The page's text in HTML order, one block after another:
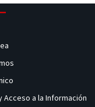
Acceso a la Información